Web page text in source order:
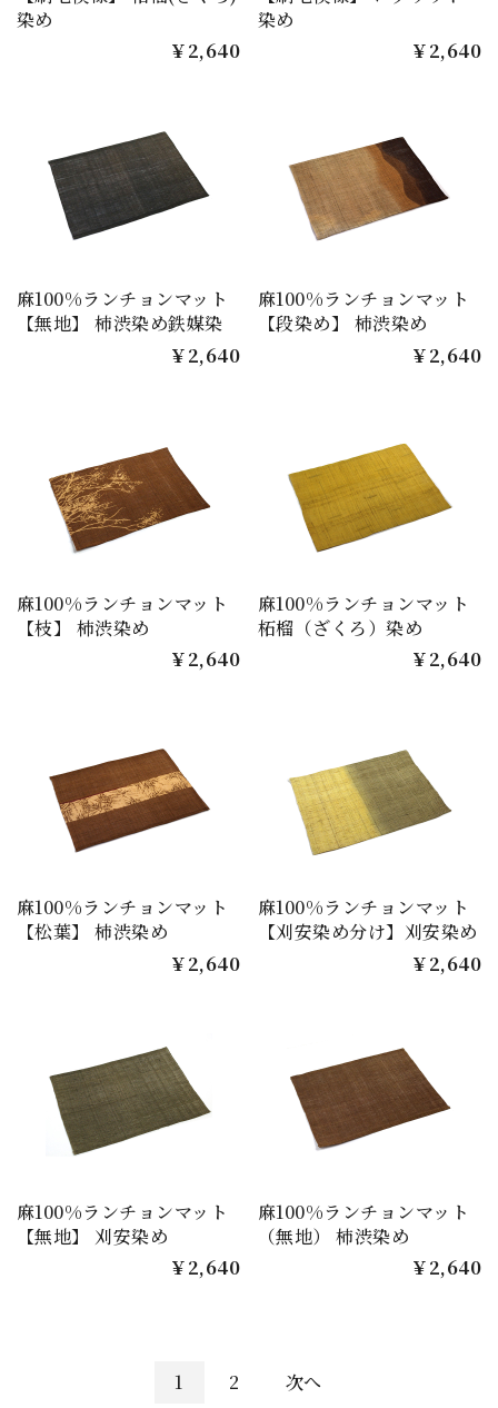
染め
￥2,640
染め
￥2,640
麻100%ランチョンマット
【無地】 柿渋染め鉄媒染
￥2,640
麻100%ランチョンマット
【段染め】 柿渋染め
￥2,640
麻100%ランチョンマット
【枝】 柿渋染め
￥2,640
麻100%ランチョンマット
柘榴（ざくろ）染め
￥2,640
麻100%ランチョンマット
【松葉】 柿渋染め
￥2,640
麻100%ランチョンマット
【刈安染め分け】刈安染め
￥2,640
麻100%ランチョンマット
【無地】 刈安染め
￥2,640
麻100%ランチョンマット
（無地） 柿渋染め
￥2,640
1 2 次へ